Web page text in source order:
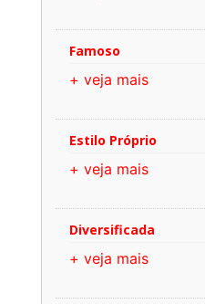
Famoso
+ veja mais
Estilo Próprio
+ veja mais
Diversificada
+ veja mais